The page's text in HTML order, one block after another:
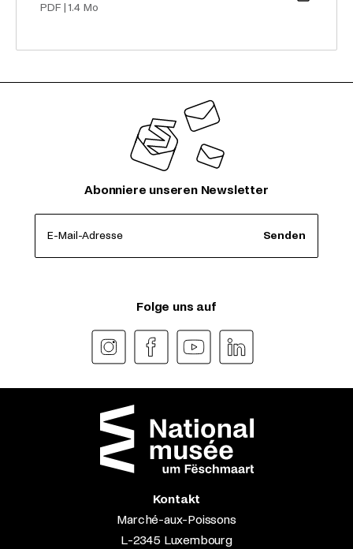
PDF 1.4 Mo
Abonniere unseren Newsletter
E-Mail-Adresse Senden
Folge uns auf
Kontakt
Marché-aux-Poissons
L-2345 Luxembourg